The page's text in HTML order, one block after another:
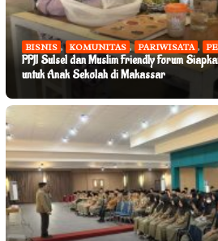
BISNIS , KOMUNITAS , PARIWISATA ,
PPJI Sulsel dan Muslim Friendly Forum
untuk Anak Sekolah di Makassar